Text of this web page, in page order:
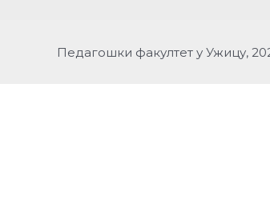
Педагошки факултет у Ужицу,